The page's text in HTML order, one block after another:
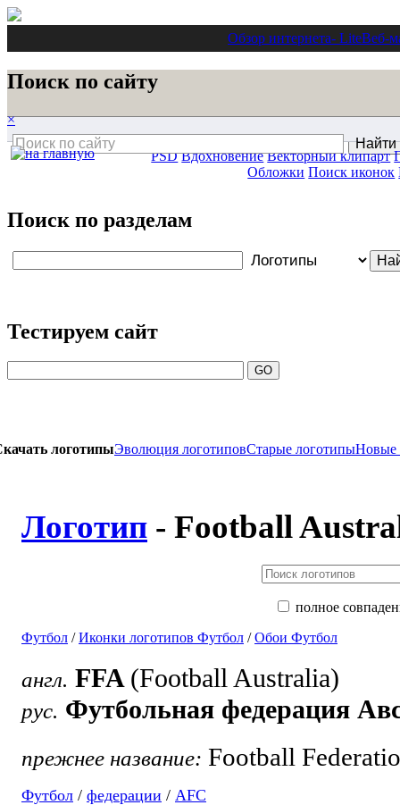
Обзор интернета- LiteВеб-
Поиск по сайту
×
Поиск по разделам
Тестируем сайт
логотипыЭволюция логотиповСтарые логотипыНовые
PSD Вдохновение Векторный клипарт
Обложки Поиск иконок
Логотип - Football
полное
Футбол /Иконки логотипов Футбол /Обои Футбол
англ. FFA (Football Australia)
рус. Футбольная федерация
прежнее название: Football
Футбол / федерации / AFC